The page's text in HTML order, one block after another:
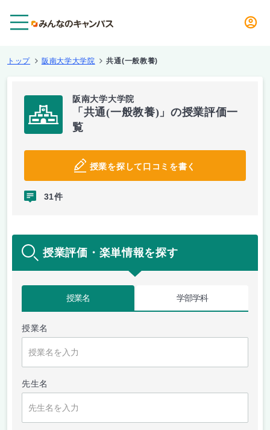
トップ 阪南大学大学院 共通(一般教養)
阪南大学大学院
「共通(一般教養)」の授業評価一
覧
授業を探して口コミを書く
31件
授業評価・楽単情報を探す
授業名 学部学科
授業名
先生名